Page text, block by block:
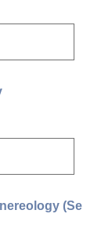
(Se